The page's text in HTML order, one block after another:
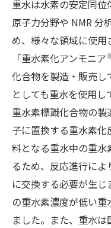
重水は水素の安定同位
原子力分野や NMR 分
め、様々な領域に使
「重水素化アンモニア
化合物を製造・販売
としても重水を使用し
重水素標識化合物の
子に置換する重水素
料となる重水中の重
るため、反応進行に
に交換する必要が生
の重水素濃度が低い
ました。また、重水